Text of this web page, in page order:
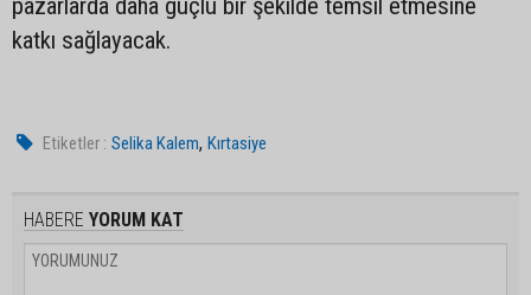
pazarlarda daha güçlü bir şekilde temsil etmesine
katkı sağlayacak.
Etiketler : Selika Kalem,Kırtasiye
HABERE YORUM KAT